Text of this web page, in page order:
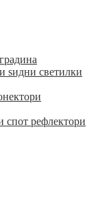
ѕидни светилки
спот рефлектори